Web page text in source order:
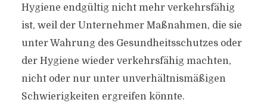
Hygiene endgültig nicht mehr verkehrsfähig
ist, weil der Unternehmer Maßnahmen, die sie
unter Wahrung des Gesundheitsschutzes oder
der Hygiene wieder verkehrsfähig machten,
nicht oder nur unter unverhältnismäßigen
Schwierigkeiten ergreifen könnte.